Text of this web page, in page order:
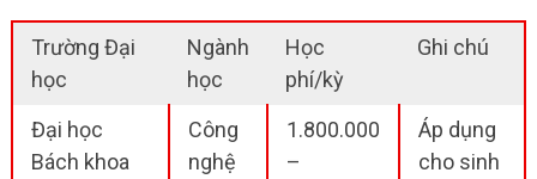
Trường Đại
học
Ngành
học
Học
phí/kỳ
Ghi chú
Đại học
Bách khoa
Công
nghệ
1.800.000
–
Áp dụng
cho sinh